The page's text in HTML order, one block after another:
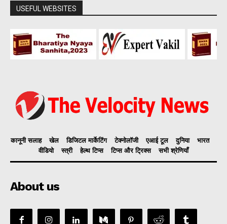
USEFUL WEBSITES
कानूनी सलाह खेल डिजिटल मार्केटिंग टेक्नोलॉजी एआई टूल दुनिया
भारत
वीडियो
स्त्री हेल्थ टिप्स टिप्स और ट्रिक्स सभी श्रेणियाँ
About us